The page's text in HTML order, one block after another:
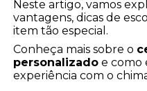
Neste artigo, vamos
vantagens, dicas de
item tão especial.
Conheça mais sobre o
personalizado e como
experiência com o